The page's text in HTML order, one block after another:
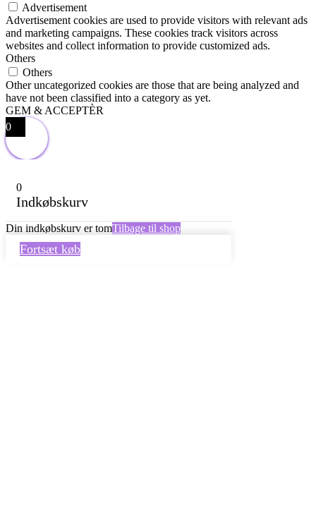
Advertisement
Advertisement cookies are used to provide visitors with relevant ads
and marketing campaigns. These cookies track visitors across
websites and collect information to provide customized ads.
Others
Others
Other uncategorized cookies are those that are being analyzed and
have not been classified into a category as yet.
GEM & ACCEPTÈR
0
0
Indkøbskurv
Din indkøbskurv er tomTilbage til shop
Fortsæt køb